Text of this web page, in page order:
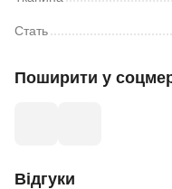
Стать
Поширити у
Відгуки